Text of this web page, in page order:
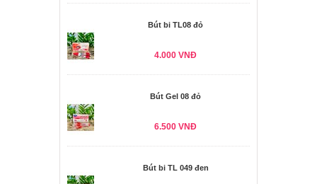
Bút bi TL08 đỏ
4.000 VNĐ
Bút Gel 08 đỏ
6.500 VNĐ
Bút bi TL 049 đen